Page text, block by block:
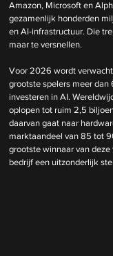
Amazon, Microsoft en
gezamenlijk honderden
en AI-infrastructuur. Die
maar te versnellen.
Voor 2026 wordt
grootste spelers meer
investeren in AI.
oplopen tot ruim 2,5
daarvan gaat naar
marktaandeel van 85 tot
grootste winnaar van
bedrijf een uitzonderlijk